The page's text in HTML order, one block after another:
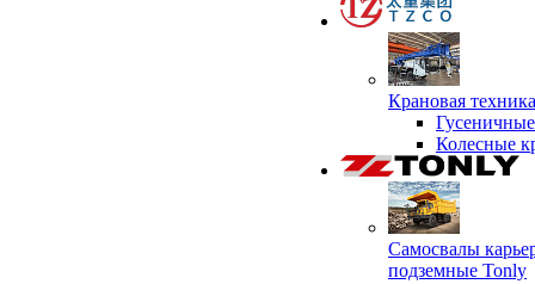
Крановая
Колесные
Самосвалы
подземные Tonly